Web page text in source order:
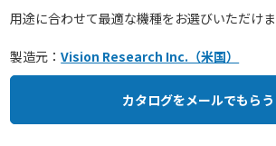
用途に合わせて最適な機種をお選びいただけま
製造元：Vision Research Inc.（米国）
カタログをメールでもらう